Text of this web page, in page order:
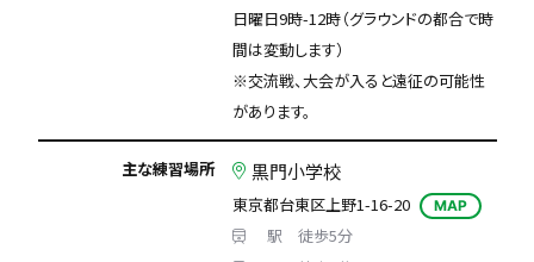
日曜日9時-12時（グラウンドの都合で時
間は変動します）
※交流戦、大会が入ると遠征の可能性
があります。
主な練習場所 黒門小学校
東京都台東区上野1-16-20 MAP
駅 徒歩5分